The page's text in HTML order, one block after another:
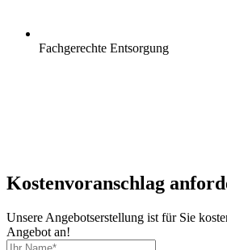
Fachgerechte Entsorgung
Kostenvoranschlag
Unsere Angebotserstellung ist für Sie
Angebot an!